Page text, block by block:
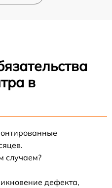
в
случаем?
дефекта,